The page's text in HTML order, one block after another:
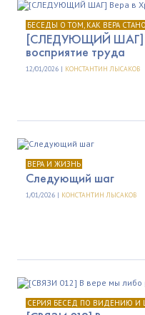
БЕСЕДЫ О ТОМ, КАК ВЕРА
[СЛЕДУЮЩИЙ ШАГ]
восприятие труда
12/01/2026 | КОНСТАНТИН ЛЫСАКОВ
ВЕРА И ЖИЗНЬ
Следующий шаг
1/01/2026 | КОНСТАНТИН ЛЫСАКОВ
СЕРИЯ БЕСЕД ПО ВИДЕНИЮ И